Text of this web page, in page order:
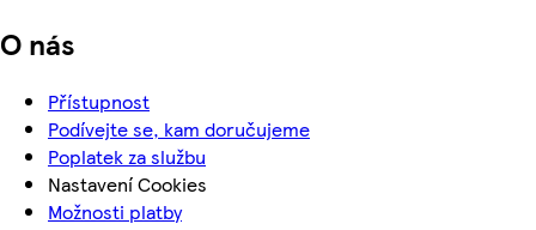
O nás
Přístupnost
Podívejte se, kam doručujeme
Poplatek za službu
Nastavení Cookies
Možnosti platby